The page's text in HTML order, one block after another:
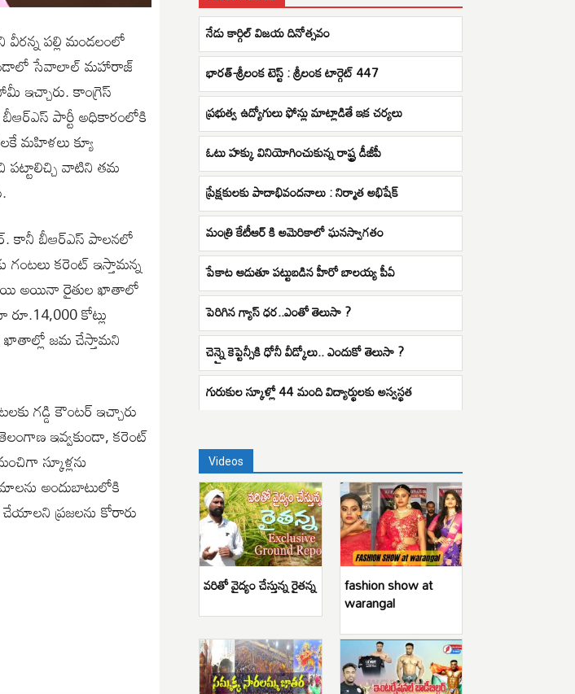
వీరన్న పల్లి మండలంలో
తండాలో సేవాలాల్ మహారాజ్
ఇచ్చారు. కాంగ్రెస్
బీఆర్ఎస్ పార్టీ అధికారంలోకి
మహిళలు క్యూ
పట్టాలిచ్చి వాటిని తమ
కానీ బీఆర్ఎస్ పాలనలో
గంటలు కరెంట్ ఇస్తామన్న
అయినా రైతుల ఖాతాలో
కోట్లు
ఖాతాల్లో జమ చేస్తామని
గడ్డి కౌంటర్ ఇచ్చారు
తెలంగాణ ఇవ్వకుండా, కరెంట్
స్కూళ్లను
అందుబాటులోకి
చేయాలని ప్రజలను కోరారు
నేడు కార్గిల్‌ విజయ దినోత్సవం
భారత్-శ్రీలంక టెస్ట్ : శ్రీలంక టార్గెట్ 447
ప్రభుత్వ ఉద్యోగులు ఫోన్లు మాట్లాడితే ఇక చర్యలు
ఓటు హక్కు వినియోగించుకున్న రాష్ట్ర డీజీపీ
ప్రేక్షకులకు పాదాభివందనాలు : నిర్మాత అభిషేక్
మంత్రి కేటీఆర్ కి అమెరికాలో ఘనస్వాగతం
పేకాట ఆడుతూ పట్టుబడిన హీరో బాలయ్య పీఏ
పెరిగిన గ్యాస్ ధర..ఎంతో తెలుసా ?
చెన్నై కెప్టెన్సీకి ధోనీ వీడ్కోలు.. ఎందుకో తెలుసా ?
గురుకుల స్కూళ్లో 44 మంది విద్యార్థులకు అస్వస్థత
Videos
వరితో వైద్యం చేస్తున్న రైతన్న fashion show at
warangal